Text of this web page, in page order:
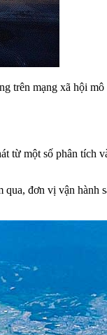
trên mạng xã hội
từ một số phân
đơn vị vận